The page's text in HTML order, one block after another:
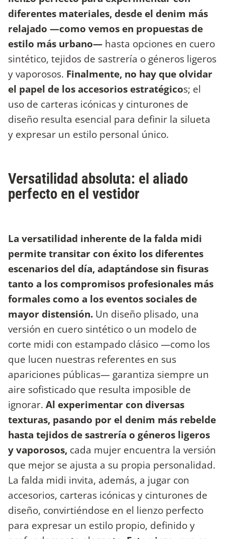
diferentes materiales, desde el denim más
relajado —como vemos en propuestas de
estilo más urbano— hasta opciones en cuero
sintético, tejidos de sastrería o géneros ligeros
y vaporosos. Finalmente, no hay que olvidar
el papel de los accesorios estratégicos; el
uso de carteras icónicas y cinturones de
diseño resulta esencial para definir la silueta
y expresar un estilo personal único.
Versatilidad absoluta: el aliado
perfecto en el vestidor
La versatilidad inherente de la falda midi
permite transitar con éxito los diferentes
escenarios del día, adaptándose sin fisuras
tanto a los compromisos profesionales más
formales como a los eventos sociales de
mayor distensión. Un diseño plisado, una
versión en cuero sintético o un modelo de
corte midi con estampado clásico —como los
que lucen nuestras referentes en sus
apariciones públicas— garantiza siempre un
aire sofisticado que resulta imposible de
ignorar. Al experimentar con diversas
texturas, pasando por el denim más rebelde
hasta tejidos de sastrería o géneros ligeros
y vaporosos, cada mujer encuentra la versión
que mejor se ajusta a su propia personalidad.
La falda midi invita, además, a jugar con
accesorios, carteras icónicas y cinturones de
diseño, convirtiéndose en el lienzo perfecto
para expresar un estilo propio, definido y